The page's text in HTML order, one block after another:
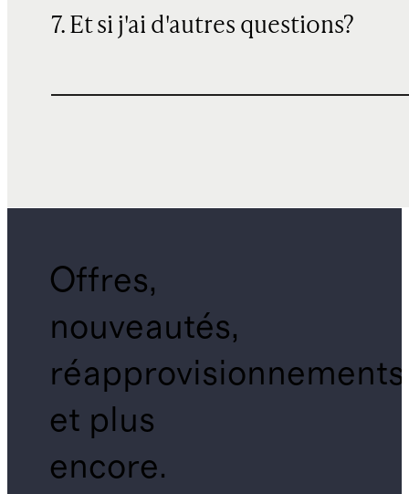
7. Et si j'ai d'autres questions?
Offres,
nouveautés,
réapprovisionnements
et plus
encore.